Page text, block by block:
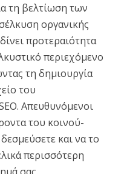
τη βελτίωση των
οργανικής
προτεραιότητα
περιεχόμενο
τη δημιουργία
του
Απευθυνόμενοι
του κοινού-
και να το
περισσότερη